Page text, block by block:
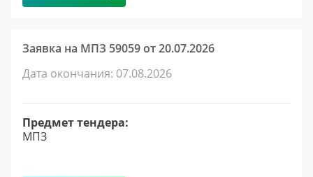
Заявка на МПЗ 59059 от 20.07.2026
Дата окончания: 07.08.2026
Предмет тендера:
МПЗ